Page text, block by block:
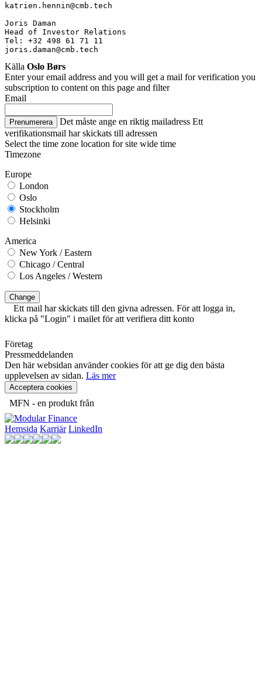
katrien.hennin@cmb.tech
Joris Daman
Head of Investor Relations
Tel: +32 498 61 71 11
joris.daman@cmb.tech
Källa Oslo Børs
Enter your email address and you will get a mail for verification you
subscription to content on this page and filter
Email
Prenumerera Det måste ange en riktig mailadress Ett
verifikationsmail har skickats till adressen
Select the time zone location for site wide time
Timezone
Europe
London
Oslo
Stockholm
Helsinki
America
New York / Eastern
Chicago / Central
Los Angeles / Western
Change
Ett mail har skickats till den givna adressen. För att logga in,
klicka på "Login" i mailet för att verifiera ditt konto
Företag
Pressmeddelanden
Den här websidan använder cookies för att ge dig den bästa
upplevelsen av sidan. Läs mer
Acceptera cookies
MFN - en produkt från
Hemsida Karriär LinkedIn